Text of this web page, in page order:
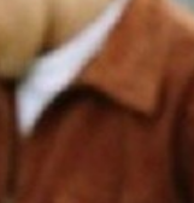
50 năm Việt
nhập